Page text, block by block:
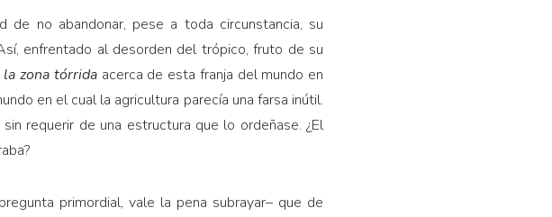
de no abandonar, pese a toda circunstancia, su
enfrentado al desorden del trópico, fruto de su
zona tórrida acerca de esta franja del mundo en
en el cual la agricultura parecía una farsa inútil.
requerir de una estructura que lo ordeñase. ¿El
primordial, vale la pena subrayar– que de